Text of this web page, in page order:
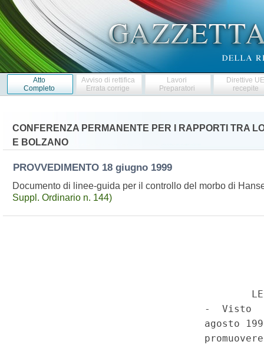
Atto
Completo
Avviso di rettifica
Errata corrige
Lavori
Preparatori
Direttive
recepite
CONFERENZA PERMANENTE PER I RAPPORTI TRA
E BOLZANO
PROVVEDIMENTO 18 giugno 1999
Documento di linee-guida per il controllo del morbo di
Suppl. Ordinario n. 144)